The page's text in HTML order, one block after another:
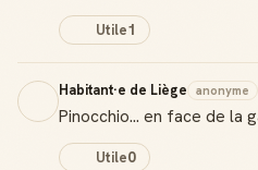
Utile1
Habitant·e de Liège anonyme
Pinocchio... en face de la
Utile0